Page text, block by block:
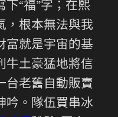
“福”字；在熙
，根本無法與我
富就是宇宙的基
牛土豪猛地將信
台老舊自動販賣
吟。隊伍買串冰